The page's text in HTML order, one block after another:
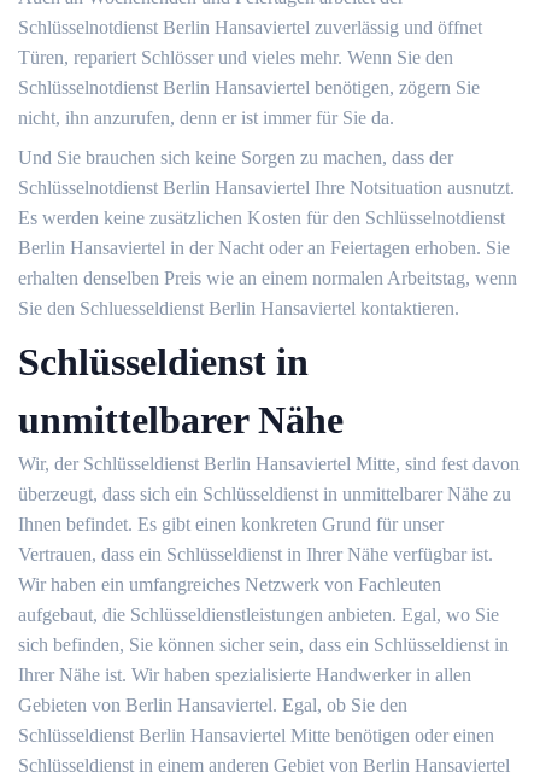
Schlüsselnotdienst Berlin Hansaviertel zuverlässig und öffnet
Türen, repariert Schlösser und vieles mehr. Wenn Sie den
Schlüsselnotdienst Berlin Hansaviertel benötigen, zögern Sie
nicht, ihn anzurufen, denn er ist immer für Sie da.
Und Sie brauchen sich keine Sorgen zu machen, dass der
Schlüsselnotdienst Berlin Hansaviertel Ihre Notsituation ausnutzt.
Es werden keine zusätzlichen Kosten für den Schlüsselnotdienst
Berlin Hansaviertel in der Nacht oder an Feiertagen erhoben. Sie
erhalten denselben Preis wie an einem normalen Arbeitstag, wenn
Sie den Schluesseldienst Berlin Hansaviertel kontaktieren.
Schlüsseldienst in
unmittelbarer Nähe
Wir, der Schlüsseldienst Berlin Hansaviertel Mitte, sind fest davon
überzeugt, dass sich ein Schlüsseldienst in unmittelbarer Nähe zu
Ihnen befindet. Es gibt einen konkreten Grund für unser
Vertrauen, dass ein Schlüsseldienst in Ihrer Nähe verfügbar ist.
Wir haben ein umfangreiches Netzwerk von Fachleuten
aufgebaut, die Schlüsseldienstleistungen anbieten. Egal, wo Sie
sich befinden, Sie können sicher sein, dass ein Schlüsseldienst in
Ihrer Nähe ist. Wir haben spezialisierte Handwerker in allen
Gebieten von Berlin Hansaviertel. Egal, ob Sie den
Schlüsseldienst Berlin Hansaviertel Mitte benötigen oder einen
Schlüsseldienst in einem anderen Gebiet von Berlin Hansaviertel